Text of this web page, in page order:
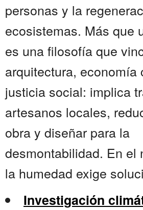
personas y la
ecosistemas. Más que
es una filosofía que
arquitectura, economía
justicia social: implica
artesanos locales,
obra y diseñar para la
desmontabilidad. En el
la humedad exige
Investigación